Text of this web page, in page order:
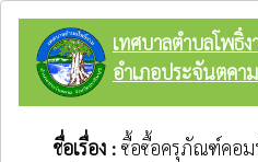
เทศบาลตำบลโพธิ์ง
อำเภอประจันตคา
ชื่อเรื่อง : ซื้อซื้อครุภัณฑ์คอม